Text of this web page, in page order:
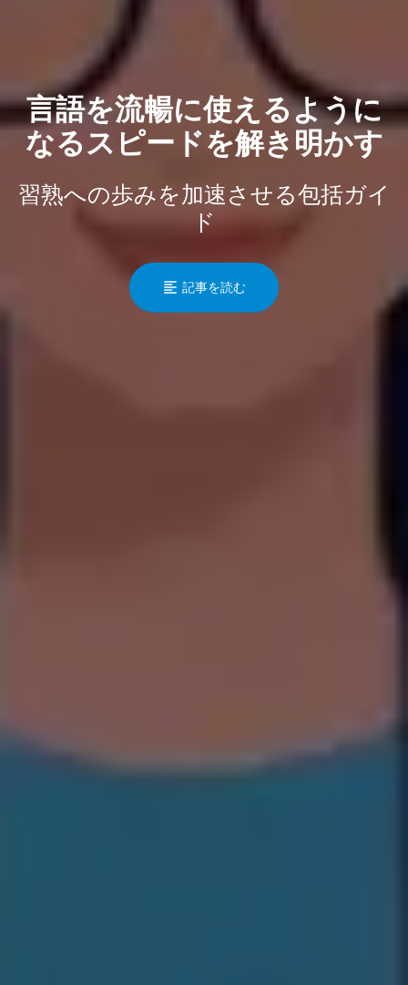
言語を流暢に使えるように
なるスピードを解き明かす
習熟への歩みを加速させる包括ガイ
ド
記事を読む